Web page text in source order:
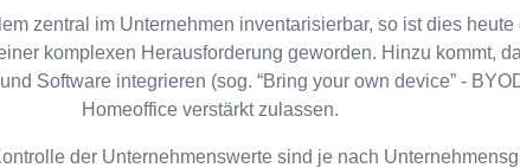
zentral im Unternehmen inventarisierbar, so ist dies
komplexen Herausforderung geworden. Hinzu kommt,
Software integrieren (sog. “Bring your own device” -
Homeoffice verstärkt zulassen.
der Unternehmenswerte sind je nach